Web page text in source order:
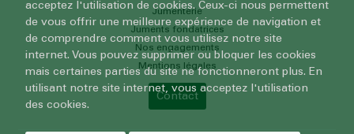
Jumenterie
Juments fondatrices
Nos engagements
Mentions légales
Contact
acceptez l'utilisation de cookies. Ceux-ci nous permettent
de vous offrir une meilleure expérience de navigation et
de comprendre comment vous utilisez notre site
internet. Vous pouvez supprimer ou bloquer les cookies
mais certaines parties du site ne fonctionneront plus. En
utilisant notre site internet, vous acceptez l'utilisation
des cookies.